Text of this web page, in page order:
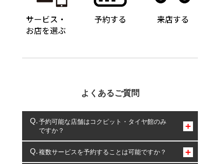
よくあるご質問
予約可能な店舗はコクピット・タイヤ館のみ
ですか？
コクピット・タイヤ館のみとなります。
複数サービスを予約することは可能ですか？